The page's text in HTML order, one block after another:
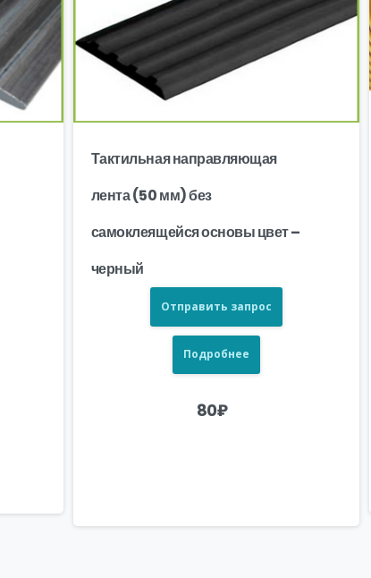
Тактильная направляющая
лента (50 мм) без
самоклеящейся основы цвет –
черный
Отправить запрос
Подробнее
80₽